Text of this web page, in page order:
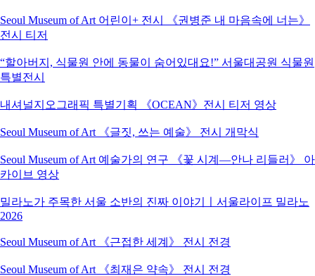
Seoul Museum of Art 어린이+ 전시 《권병준 내 마음속에 너는》
전시 티저
“할아버지, 식물원 안에 동물이 숨어있대요!” 서울대공원 식물원
특별전시
내셔널지오그래픽 특별기획 《OCEAN》전시 티저 영상
Seoul Museum of Art 《글짓, 쓰는 예술》 전시 개막식
Seoul Museum of Art 예술가의 연구 《꽃 시계―안나 리들러》 아
카이브 영상
밀라노가 주목한 서울 소반의 진짜 이야기ㅣ서울라이프 밀라노
2026
Seoul Museum of Art 《근접한 세계》 전시 전경
Seoul Museum of Art 《최재은 약속》 전시 전경